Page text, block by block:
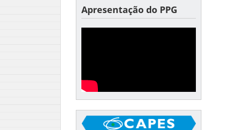
Apresentação do PPG